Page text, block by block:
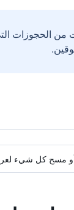
من الحجوزات
أو مسح كل شيء